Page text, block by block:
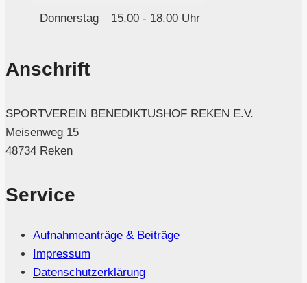
Donnerstag 15.00 - 18.00 Uhr
Anschrift
SPORTVEREIN BENEDIKTUSHOF REKEN E.V.
Meisenweg 15
48734 Reken
Service
Aufnahmeanträge & Beiträge
Impressum
Datenschutzerklärung